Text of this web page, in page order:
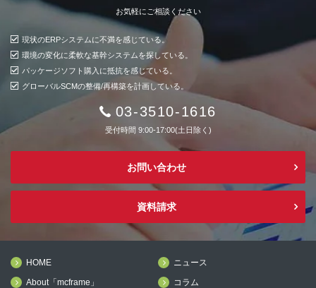
お気軽にご相談ください
現状のERPシステムに不満を感じている。
環境の変化に柔軟な基幹システムを探している。
パッケージソフト購入に抵抗を感じている。
グローバルSCMの整備/再構築を計画している。
03-3510-1616
受付時間 9:00-17:00(土日除く)
お問い合わせ
資料請求
HOME
ニュース
About「mcframe」
コラム